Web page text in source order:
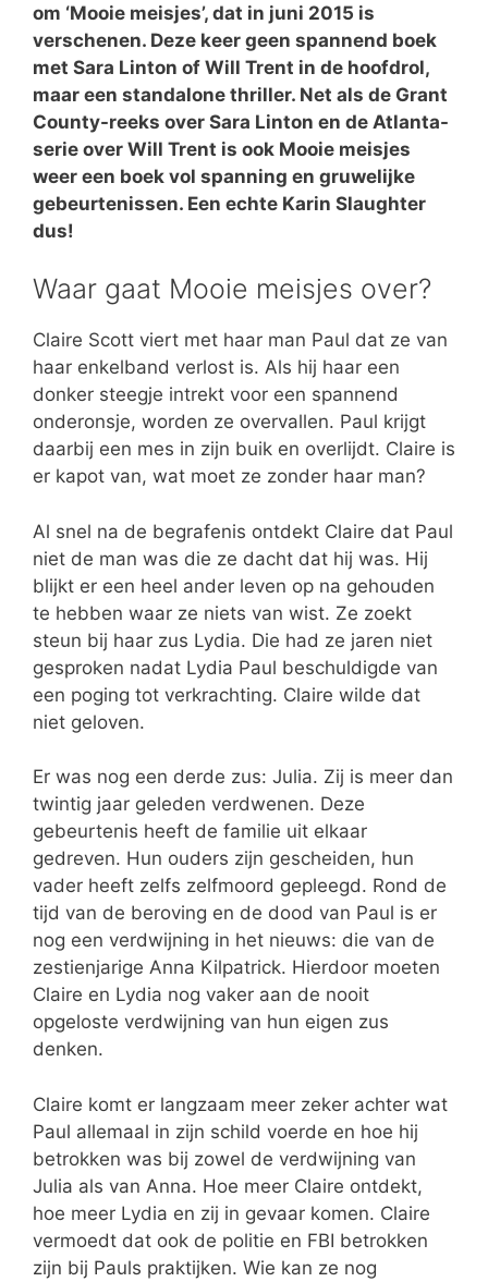
om ‘Mooie meisjes’, dat in juni 2015 is
verschenen. Deze keer geen spannend boek
met Sara Linton of Will Trent in de hoofdrol,
maar een standalone thriller. Net als de Grant
County-reeks over Sara Linton en de Atlanta-
serie over Will Trent is ook Mooie meisjes
weer een boek vol spanning en gruwelijke
gebeurtenissen. Een echte Karin Slaughter
dus!
Waar gaat Mooie meisjes over?
Claire Scott viert met haar man Paul dat ze van
haar enkelband verlost is. Als hij haar een
donker steegje intrekt voor een spannend
onderonsje, worden ze overvallen. Paul krijgt
daarbij een mes in zijn buik en overlijdt. Claire is
er kapot van, wat moet ze zonder haar man?
Al snel na de begrafenis ontdekt Claire dat Paul
niet de man was die ze dacht dat hij was. Hij
blijkt er een heel ander leven op na gehouden
te hebben waar ze niets van wist. Ze zoekt
steun bij haar zus Lydia. Die had ze jaren niet
gesproken nadat Lydia Paul beschuldigde van
een poging tot verkrachting. Claire wilde dat
niet geloven.
Er was nog een derde zus: Julia. Zij is meer dan
twintig jaar geleden verdwenen. Deze
gebeurtenis heeft de familie uit elkaar
gedreven. Hun ouders zijn gescheiden, hun
vader heeft zelfs zelfmoord gepleegd. Rond de
tijd van de beroving en de dood van Paul is er
nog een verdwijning in het nieuws: die van de
zestienjarige Anna Kilpatrick. Hierdoor moeten
Claire en Lydia nog vaker aan de nooit
opgeloste verdwijning van hun eigen zus
denken.
Claire komt er langzaam meer zeker achter wat
Paul allemaal in zijn schild voerde en hoe hij
betrokken was bij zowel de verdwijning van
Julia als van Anna. Hoe meer Claire ontdekt,
hoe meer Lydia en zij in gevaar komen. Claire
vermoedt dat ook de politie en FBI betrokken
zijn bij Pauls praktijken. Wie kan ze nog